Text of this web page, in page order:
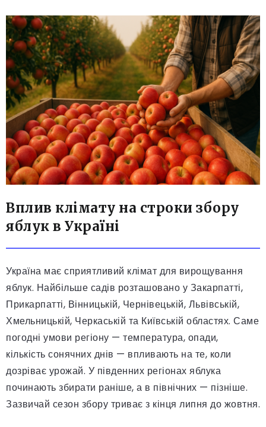
Вплив клімату на строки збору
яблук в Україні
Україна має сприятливий клімат для вирощування
яблук. Найбільше садів розташовано у Закарпатті,
Прикарпатті, Вінницькій, Чернівецькій, Львівській,
Хмельницькій, Черкаській та Київській областях. Саме
погодні умови регіону — температура, опади,
кількість сонячних днів — впливають на те, коли
дозріває урожай. У південних регіонах яблука
починають збирати раніше, а в північних — пізніше.
Зазвичай сезон збору триває з кінця липня до жовтня.